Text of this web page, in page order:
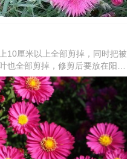
10厘米以上全部剪掉，同时把被
也全部剪掉，修剪后要放在阳光
量要根据土壤的情况来定，若土
要有积水，一直到次年春都不用